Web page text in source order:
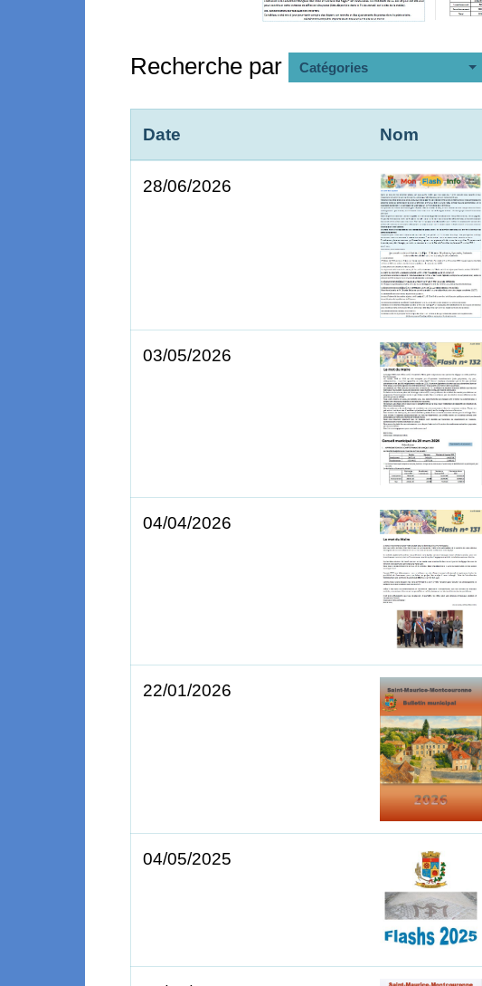
Recherche par Catégories
Date Nom
28/06/2026
03/05/2026
04/04/2026
22/01/2026
04/05/2025